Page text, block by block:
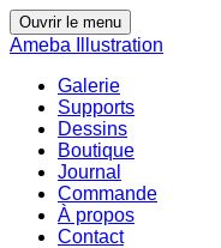
Ouvrir le menu
Ameba Illustration
Galerie
Supports
Dessins
Boutique
Journal
Commande
À propos
Contact